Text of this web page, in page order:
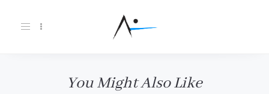
Toggle
You Might Also Like